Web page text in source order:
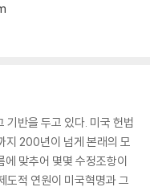
기반을 두고 있다. 미국 헌법
지 200년이 넘게 본래의 모
맞추어 몇몇 수정조항이
도적 연원이 미국혁명과 그